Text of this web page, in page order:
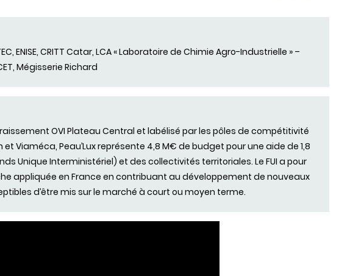
ENISE, CRITT Catar, LCA « Laboratoire de Chimie Agro-Industrielle » –
Mégisserie Richard
OVI Plateau Central et labélisé par les pôles de compétitivité
Viaméca, Peau’Lux représente 4,8 M€ de budget pour une aide de 1,8
Unique Interministériel) et des collectivités territoriales. Le FUI a pour
appliquée en France en contribuant au développement de nouveaux
d’être mis sur le marché à court ou moyen terme.